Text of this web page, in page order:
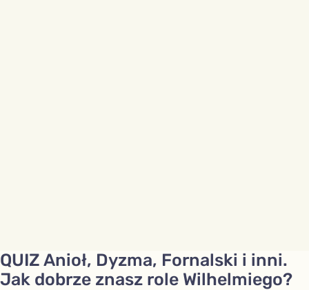
QUIZ Anioł, Dyzma, Fornalski i inni.
Jak dobrze znasz role Wilhelmiego?